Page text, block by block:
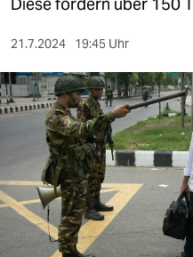
sport
berlin
nord
wahrheit
21.7.2024 19:45 Uhr